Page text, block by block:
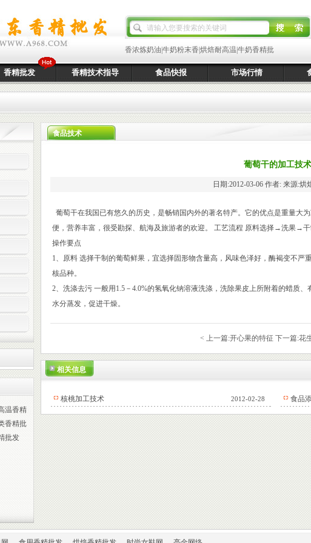
香浓炼奶油 牛奶粉末香烘焙耐高温 牛奶香精批
香精批发 香精技术指导 食品快报 市场行情
温香精
香精批
批发
食品技术
葡萄干的加工技术
日期:2012-03-06 作者: 来源:烘
葡萄干在我国已有悠久的历史，是畅销国内外的著名特产。它的优点是重量大
便，营养丰富，很受勘探、航海及旅游者的欢迎。 工艺流程 原料选择→洗果→干
操作要点
1、原料 选择干制的葡萄鲜果，宜选择固形物含量高，风味色泽好，酶褐变不严
核品种。
2、洗涤去污 一般用1.5－4.0%的氢氧化钠溶液洗涤，洗除果皮上所附着的蜡质
水分蒸发，促进干燥。
< 上一篇:开心果的特征 下一篇:花
相关信息
2012-02-28
核桃加工技术 食品